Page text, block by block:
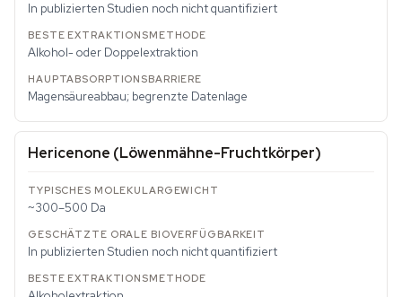
In publizierten Studien noch nicht quantifiziert
Alkohol- oder Doppelextraktion
Magensäureabbau; begrenzte Datenlage
Hericenone (Löwenmähne-Fruchtkörper)
~300–500 Da
In publizierten Studien noch nicht quantifiziert